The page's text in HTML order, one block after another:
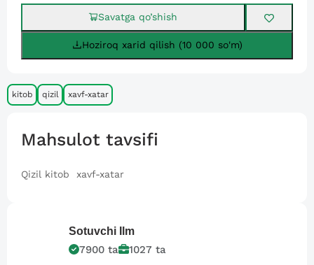
Savatga qo’shish
Hoziroq xarid qilish (10 000 so'm)
kitob qizil xavf-xatar
Mahsulot tavsifi
Qizil kitob xavf-xatar
Sotuvchi Ilm
7900 ta 1027 ta